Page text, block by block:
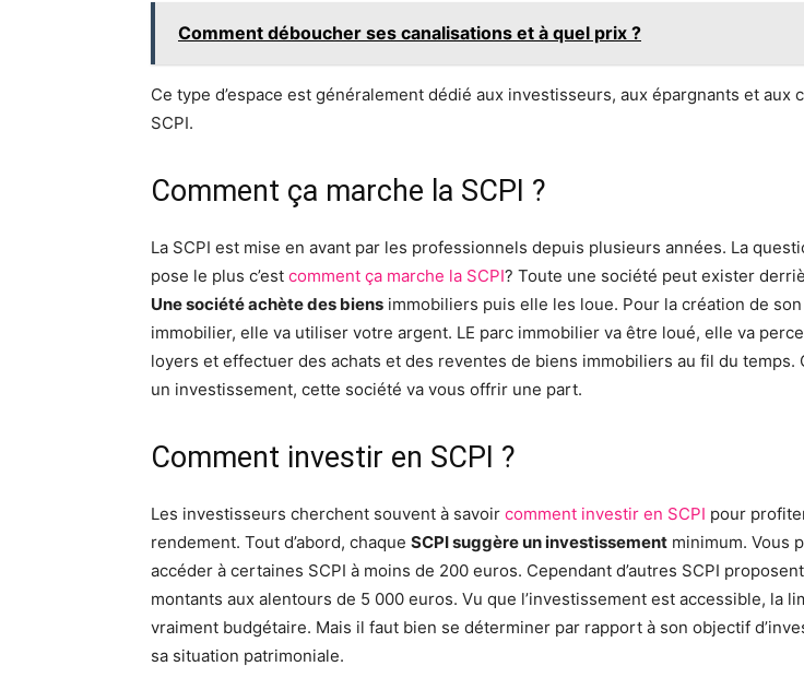
Comment déboucher ses canalisations et à quel prix ?
Ce type d’espace est généralement dédié aux investisseurs, aux épargnants et aux
SCPI.
Comment ça marche la SCPI ?
La SCPI est mise en avant par les professionnels depuis plusieurs années. La
pose le plus c’est comment ça marche la SCPI? Toute une société peut exister
Une société achète des biens immobiliers puis elle les loue. Pour la création de
immobilier, elle va utiliser votre argent. LE parc immobilier va être loué, elle va
loyers et effectuer des achats et des reventes de biens immobiliers au fil du temps.
un investissement, cette société va vous offrir une part.
Comment investir en SCPI ?
Les investisseurs cherchent souvent à savoir comment investir en SCPI pour
rendement. Tout d’abord, chaque SCPI suggère un investissement minimum. Vous
accéder à certaines SCPI à moins de 200 euros. Cependant d’autres SCPI
montants aux alentours de 5 000 euros. Vu que l’investissement est accessible, la
vraiment budgétaire. Mais il faut bien se déterminer par rapport à son objectif
sa situation patrimoniale.